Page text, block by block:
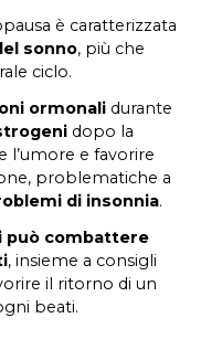
è caratterizzata
sonno, più che
ciclo.
ormonali durante
dopo la
l’umore e favorire
problematiche a
di insonnia.
può combattere
, insieme a consigli
il ritorno di un
beati.